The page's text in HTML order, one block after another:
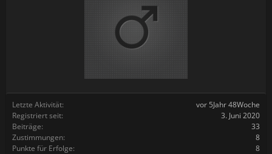
Letzte Aktivität:
vor 5Jahr 48Woche
Registriert seit:
3. Juni 2020
Beiträge:
33
Zustimmungen:
8
Punkte für Erfolge:
8